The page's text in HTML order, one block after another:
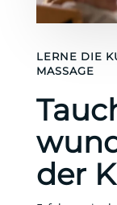
LERNE DIE
MASSAGE
der